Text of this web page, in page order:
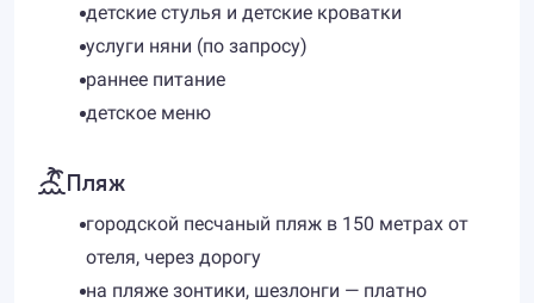
детские стулья и детские кроватки
услуги няни (по запросу)
раннее питание
детское меню
Пляж
городской песчаный пляж в 150 метрах от
отеля, через дорогу
на пляже зонтики, шезлонги — платно